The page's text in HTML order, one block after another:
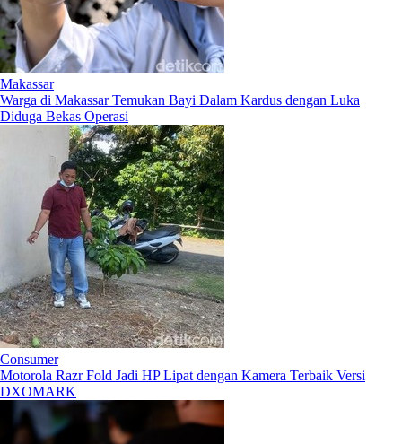
Makassar
Warga di Makassar Temukan Bayi Dalam Kardus dengan Luka
Diduga Bekas Operasi
Consumer
Motorola Razr Fold Jadi HP Lipat dengan Kamera Terbaik Versi
DXOMARK